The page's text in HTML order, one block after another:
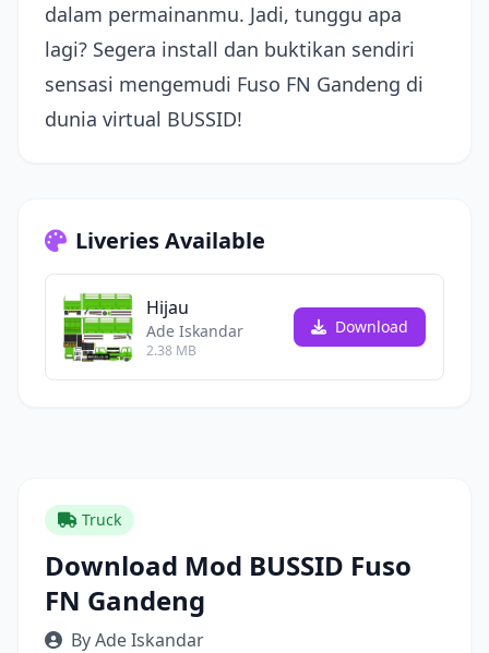
dalam permainanmu. Jadi, tunggu apa
lagi? Segera install dan buktikan sendiri
sensasi mengemudi Fuso FN Gandeng di
dunia virtual BUSSID!
Liveries Available
Hijau
Ade Iskandar
2.38 MB
Download
Truck
Download Mod BUSSID Fuso
FN Gandeng
By Ade Iskandar